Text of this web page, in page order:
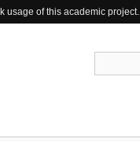
usage of this academic project.